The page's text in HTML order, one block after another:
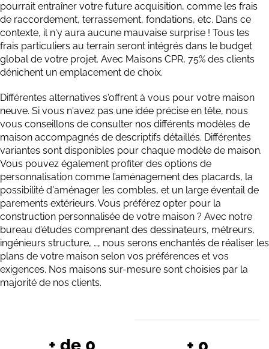
pourrait entraîner votre future acquisition, comme les frais
de raccordement, terrassement, fondations, etc. Dans ce
contexte, il n'y aura aucune mauvaise surprise ! Tous les
frais particuliers au terrain seront intégrés dans le budget
global de votre projet. Avec Maisons CPR, 75% des clients
dénichent un emplacement de choix.
Différentes alternatives s'offrent à vous pour votre maison
neuve. Si vous n'avez pas une idée précise en tête, nous
vous conseillons de consulter nos différents modèles de
maison accompagnés de descriptifs détaillés. Différentes
variantes sont disponibles pour chaque modèle de maison.
Vous pouvez également profiter des options de
personnalisation comme l’aménagement des placards, la
possibilité d'aménager les combles, et un large éventail de
parements extérieurs. Vous préférez opter pour la
construction personnalisée de votre maison ? Avec notre
bureau d’études comprenant des dessinateurs, métreurs,
ingénieurs structure, …, nous serons enchantés de réaliser les
plans de votre maison selon vos préférences et vos
exigences. Nos maisons sur-mesure sont choisies par la
majorité de nos clients.